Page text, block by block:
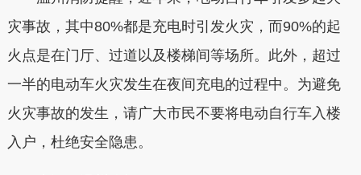
灾事故，其中80%都是充电时引发火灾，而90%的起
火点是在门厅、过道以及楼梯间等场所。此外，超过
一半的电动车火灾发生在夜间充电的过程中。为避免
火灾事故的发生，请广大市民不要将电动自行车入楼
入户，杜绝安全隐患。